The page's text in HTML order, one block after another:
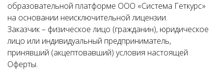
образовательной платформе ООО «Система Геткурс»
на основании неисключительной лицензии.
Заказчик – физическое лицо (гражданин), юридическое
лицо или индивидуальный предприниматель,
принявший (акцептовавший) условия настоящей
Оферты.